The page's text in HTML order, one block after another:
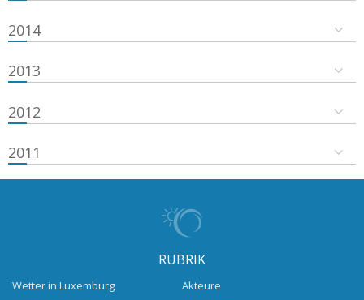
2014
2013
2012
2011
RUBRIK
Wetter in Luxemburg
Akteure